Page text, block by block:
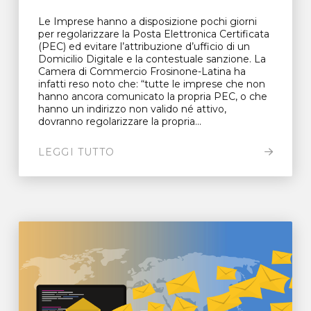
Le Imprese hanno a disposizione pochi giorni
per regolarizzare la Posta Elettronica Certificata
(PEC) ed evitare l’attribuzione d’ufficio di un
Domicilio Digitale e la contestuale sanzione. La
Camera di Commercio Frosinone-Latina ha
infatti reso noto che: “tutte le imprese che non
hanno ancora comunicato la propria PEC, o che
hanno un indirizzo non valido né attivo,
dovranno regolarizzare la propria...
LEGGI TUTTO